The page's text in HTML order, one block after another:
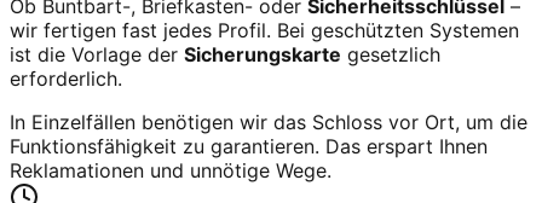
Ob Buntbart-, Briefkasten- oder Sicherheitsschlüssel –
wir fertigen fast jedes Profil. Bei geschützten Systemen
ist die Vorlage der Sicherungskarte gesetzlich
erforderlich.
In Einzelfällen benötigen wir das Schloss vor Ort, um die
Funktionsfähigkeit zu garantieren. Das erspart Ihnen
Reklamationen und unnötige Wege.